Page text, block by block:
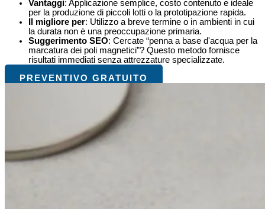
Vantaggi: Applicazione semplice, costo contenuto e ideale
per la produzione di piccoli lotti o la prototipazione rapida.
Il migliore per: Utilizzo a breve termine o in ambienti in cui
la durata non è una preoccupazione primaria.
Suggerimento SEO: Cercate “penna a base d'acqua per la
marcatura dei poli magnetici”? Questo metodo fornisce
risultati immediati senza attrezzature specializzate.
PREVENTIVO GRATUITO